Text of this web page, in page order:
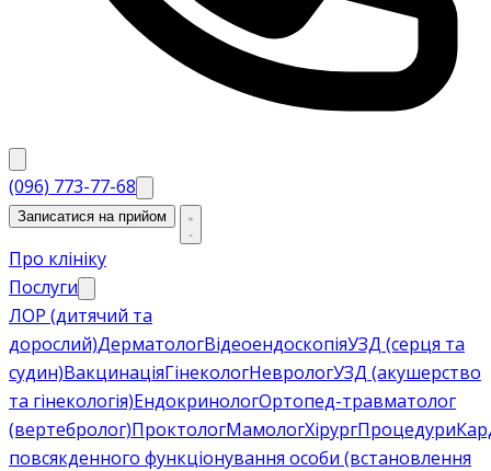
(096) 773-77-68
Записатися на прийом
Про клініку
Послуги
ЛОР (дитячий та
дорослий)ДерматологВідеоендоскопіяУЗД (серця та
судин)ВакцинаціяГінекологНеврологУЗД (акушерство
та гінекологія)ЕндокринологОртопед-травматолог
(вертебролог)ПроктологМамологХірургПроцедури
повсякденного функціонування особи (встановлення